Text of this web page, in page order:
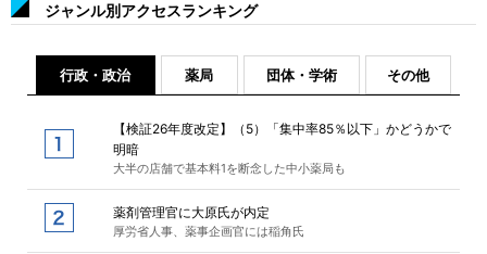
ジャンル別アクセスランキング
行政・政治 薬局 団体・学術 その他
【検証26年度改定】（5）「集中率85％以下」かどうかで
明暗
大半の店舗で基本料1を断念した中小薬局も
薬剤管理官に大原氏が内定
厚労省人事、薬事企画官には稲角氏